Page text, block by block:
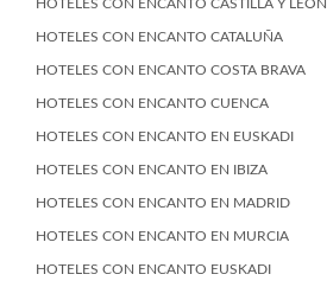
HOTELES CON ENCANTO CASTILLA Y LEÓN
HOTELES CON ENCANTO CATALUÑA
HOTELES CON ENCANTO COSTA BRAVA
HOTELES CON ENCANTO CUENCA
HOTELES CON ENCANTO EN EUSKADI
HOTELES CON ENCANTO EN IBIZA
HOTELES CON ENCANTO EN MADRID
HOTELES CON ENCANTO EN MURCIA
HOTELES CON ENCANTO EUSKADI